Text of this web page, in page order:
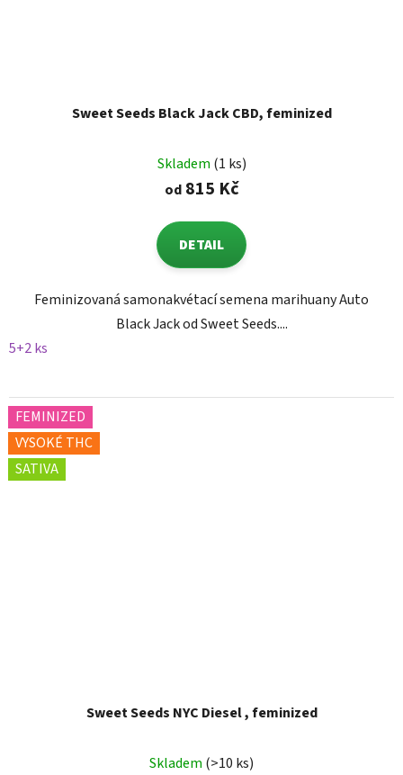
Sweet Seeds Black Jack CBD, feminized
Skladem (1 ks)
od815 Kč
DETAIL
Feminizovaná samonakvétací semena marihuany Auto
Black Jack od Sweet Seeds....
5+2 ks
FEMINIZED
VYSOKÉ THC
SATIVA
Sweet Seeds NYC Diesel , feminized
Skladem (>10 ks)